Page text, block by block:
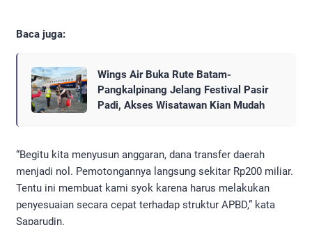
Baca juga:
Wings Air Buka Rute Batam-
Pangkalpinang Jelang Festival Pasir
Padi, Akses Wisatawan Kian Mudah
“Begitu kita menyusun anggaran, dana transfer daerah
menjadi nol. Pemotongannya langsung sekitar Rp200 miliar.
Tentu ini membuat kami syok karena harus melakukan
penyesuaian secara cepat terhadap struktur APBD,” kata
Saparudin.